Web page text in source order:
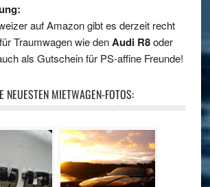
auf Amazon gibt es derzeit recht
Traumwagen wie denAudi R8oder
als Gutschein für PS-affine Freunde!
NEUESTEN MIETWAGEN-FOTOS: